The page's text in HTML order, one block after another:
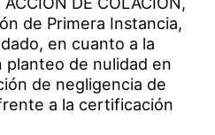
de Primera Instancia,
en cuanto a la
planteo de nulidad en
de negligencia de
a la certificación